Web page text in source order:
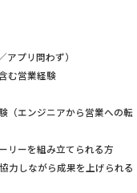
プリ問わず）
む営業経験
（エンジニアから営業への転
リーを組み立てられる方
力しながら成果を上げられる